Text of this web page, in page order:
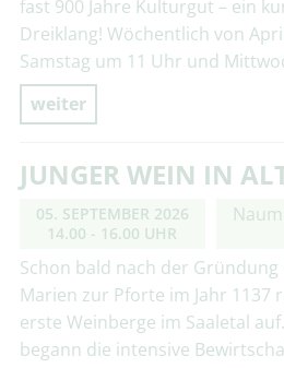
fast 900 Jahre Kulturgut – ein
Dreiklang! Wöchentlich von
Samstag um 11 Uhr und
weiter
JUNGER WEIN IN
05. SEPTEMBER 2026
14.00 - 16.00 UHR
Schon bald nach der Gründung
Marien zur Pforte im Jahr 1137
erste Weinberge im Saaletal
begann die intensive